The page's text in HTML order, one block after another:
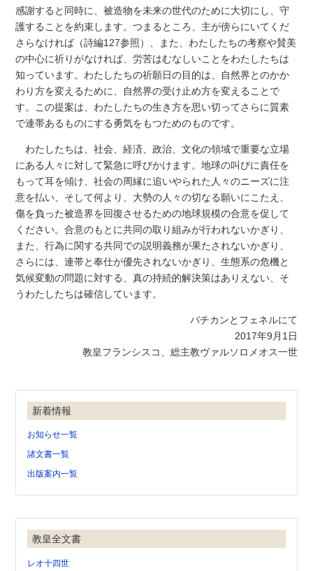
感謝すると同時に、被造物を未来の世代のために大切にし、守
護することを約束します。つまるところ、主が傍らにいてくだ
さらなければ（詩編127参照）、また、わたしたちの考察や賛美
の中心に祈りがなければ、労苦はむなしいことをわたしたちは
知っています。わたしたちの祈願日の目的は、自然界とのかか
わり方を変えるために、自然界の受け止め方を変えることで
す。この提案は、わたしたちの生き方を思い切ってさらに質素
で連帯あるものにする勇気をもつためのものです。
わたしたちは、社会、経済、政治、文化の領域で重要な立場
にある人々に対して緊急に呼びかけます。地球の叫びに責任を
もって耳を傾け、社会の周縁に追いやられた人々のニーズに注
意を払い、そして何より、大勢の人々の切なる願いにこたえ、
傷を負った被造界を回復させるための地球規模の合意を促して
ください。合意のもとに共同の取り組みが行われないかぎり、
また、行為に関する共同での説明義務が果たされないかぎり、
さらには、連帯と奉仕が優先されないかぎり、生態系の危機と
気候変動の問題に対する、真の持続的解決策はありえない、そ
うわたしたちは確信しています。
バチカンとフェネルにて
2017年9月1日
教皇フランシスコ、総主教ヴァルソロメオス一世
新着情報
お知らせ一覧
諸文書一覧
出版案内一覧
教皇全文書
レオ十四世